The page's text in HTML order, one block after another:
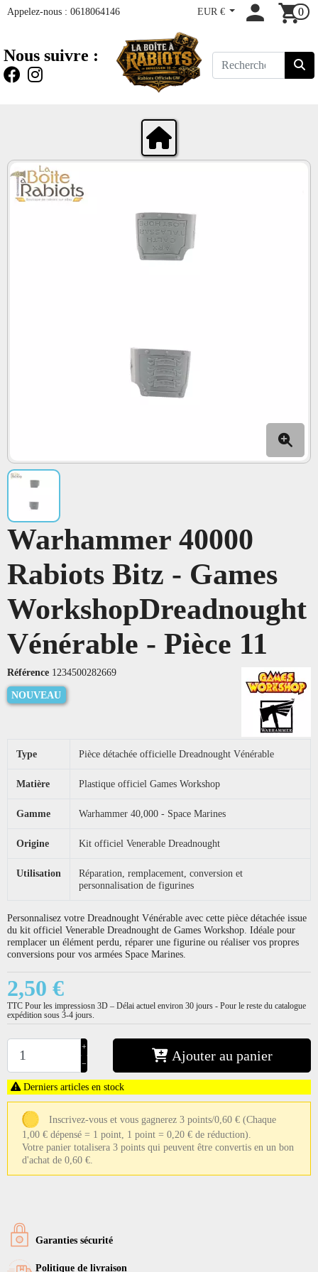
Appelez-nous : 0618064146 EUR € 0
Nous suivre :
Warhammer 40000
Rabiots Bitz - Games
WorkshopDreadnought
Vénérable - Pièce 11
Référence 1234500282669
NOUVEAU
Type Pièce détachée officielle Dreadnought Vénérable
Matière Plastique officiel Games Workshop
Gamme Warhammer 40,000 - Space Marines
Origine Kit officiel Venerable Dreadnought
Utilisation
Réparation, remplacement, conversion et
personnalisation de figurines
Personnalisez votre Dreadnought Vénérable avec cette pièce détachée issue
du kit officiel Venerable Dreadnought de Games Workshop. Idéale pour
remplacer un élément perdu, réparer une figurine ou réaliser vos propres
conversions pour vos armées Space Marines.
2,50 €
TTC Pour les impressiosn 3D – Délai actuel environ 30 jours - Pour le reste du catalogue
expédition sous 3-4 jours.
+
−
Ajouter au panier
Derniers articles en stock
Inscrivez-vous et vous gagnerez 3 points/0,60 € (Chaque
1,00 € dépensé = 1 point, 1 point = 0,20 € de réduction).
Votre panier totalisera 3 points qui peuvent être convertis en un bon
d'achat de 0,60 €.
Garanties sécurité
Politique de livraison